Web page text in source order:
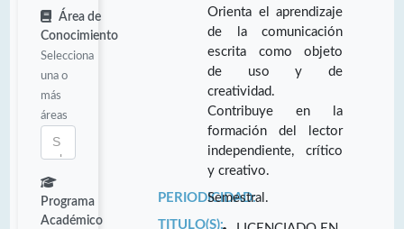
Área de
Conocimiento
Selecciona
una o
más
áreas
Programa
Académico
Orienta el aprendizaje
de la comunicación
escrita como objeto
de uso y de
creatividad.
Contribuye en la
formación del lector
independiente, crítico
y creativo.
PERIODICIDAD:
Semestral.
TITULO(S):